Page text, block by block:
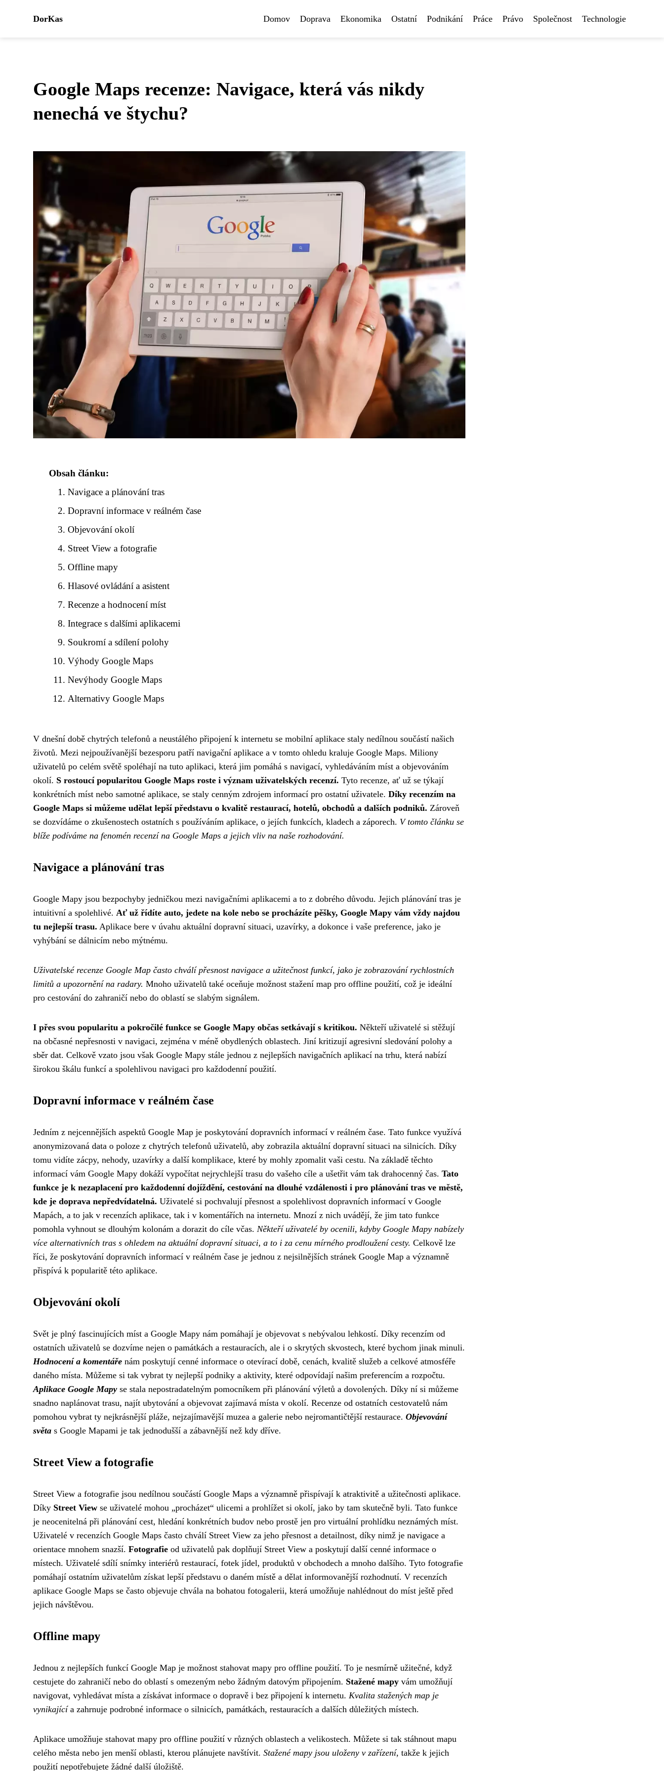
DorKas Domov Doprava Ekonomika Ostatní Podnikání Práce Právo Společnost Technologie
Google Maps recenze: Navigace, která vás nikdy
nenechá ve štychu?
Obsah článku:
Navigace a plánování tras
Dopravní informace v reálném čase
Objevování okolí
Street View a fotografie
Offline mapy
Hlasové ovládání a asistent
Recenze a hodnocení míst
Integrace s dalšími aplikacemi
Soukromí a sdílení polohy
Výhody Google Maps
Nevýhody Google Maps
Alternativy Google Maps
V dnešní době chytrých telefonů a neustálého připojení k internetu se mobilní aplikace staly nedílnou součástí našich
životů. Mezi nejpoužívanější bezesporu patří navigační aplikace a v tomto ohledu kraluje Google Maps. Miliony
uživatelů po celém světě spoléhají na tuto aplikaci, která jim pomáhá s navigací, vyhledáváním míst a objevováním
okolí. S rostoucí popularitou Google Maps roste i význam uživatelských recenzí. Tyto recenze, ať už se týkají
konkrétních míst nebo samotné aplikace, se staly cenným zdrojem informací pro ostatní uživatele. Díky recenzím na
Google Maps si můžeme udělat lepší představu o kvalitě restaurací, hotelů, obchodů a dalších podniků. Zároveň
se dozvídáme o zkušenostech ostatních s používáním aplikace, o jejích funkcích, kladech a záporech. V tomto článku se
blíže podíváme na fenomén recenzí na Google Maps a jejich vliv na naše rozhodování.
Navigace a plánování tras
Google Mapy jsou bezpochyby jedničkou mezi navigačními aplikacemi a to z dobrého důvodu. Jejich plánování tras je
intuitivní a spolehlivé. Ať už řídíte auto, jedete na kole nebo se procházíte pěšky, Google Mapy vám vždy najdou
tu nejlepší trasu. Aplikace bere v úvahu aktuální dopravní situaci, uzavírky, a dokonce i vaše preference, jako je
vyhýbání se dálnicím nebo mýtnému.
Uživatelské recenze Google Map často chválí přesnost navigace a užitečnost funkcí, jako je zobrazování rychlostních
limitů a upozornění na radary. Mnoho uživatelů také oceňuje možnost stažení map pro offline použití, což je ideální
pro cestování do zahraničí nebo do oblastí se slabým signálem.
I přes svou popularitu a pokročilé funkce se Google Mapy občas setkávají s kritikou. Někteří uživatelé si stěžují
na občasné nepřesnosti v navigaci, zejména v méně obydlených oblastech. Jiní kritizují agresivní sledování polohy a
sběr dat. Celkově vzato jsou však Google Mapy stále jednou z nejlepších navigačních aplikací na trhu, která nabízí
širokou škálu funkcí a spolehlivou navigaci pro každodenní použití.
Dopravní informace v reálném čase
Jedním z nejcennějších aspektů Google Map je poskytování dopravních informací v reálném čase. Tato funkce využívá
anonymizovaná data o poloze z chytrých telefonů uživatelů, aby zobrazila aktuální dopravní situaci na silnicích. Díky
tomu vidíte zácpy, nehody, uzavírky a další komplikace, které by mohly zpomalit vaši cestu. Na základě těchto
informací vám Google Mapy dokáží vypočítat nejrychlejší trasu do vašeho cíle a ušetřit vám tak drahocenný čas. Tato
funkce je k nezaplacení pro každodenní dojíždění, cestování na dlouhé vzdálenosti i pro plánování tras ve městě,
kde je doprava nepředvídatelná. Uživatelé si pochvalují přesnost a spolehlivost dopravních informací v Google
Mapách, a to jak v recenzích aplikace, tak i v komentářích na internetu. Mnozí z nich uvádějí, že jim tato funkce
pomohla vyhnout se dlouhým kolonám a dorazit do cíle včas. Někteří uživatelé by ocenili, kdyby Google Mapy nabízely
více alternativních tras s ohledem na aktuální dopravní situaci, a to i za cenu mírného prodloužení cesty. Celkově lze
říci, že poskytování dopravních informací v reálném čase je jednou z nejsilnějších stránek Google Map a významně
přispívá k popularitě této aplikace.
Objevování okolí
Svět je plný fascinujících míst a Google Mapy nám pomáhají je objevovat s nebývalou lehkostí. Díky recenzím od
ostatních uživatelů se dozvíme nejen o památkách a restauracích, ale i o skrytých skvostech, které bychom jinak minuli.
Hodnocení a komentáře nám poskytují cenné informace o otevírací době, cenách, kvalitě služeb a celkové atmosféře
daného místa. Můžeme si tak vybrat ty nejlepší podniky a aktivity, které odpovídají našim preferencím a rozpočtu.
Aplikace Google Mapy se stala nepostradatelným pomocníkem při plánování výletů a dovolených. Díky ní si můžeme
snadno naplánovat trasu, najít ubytování a objevovat zajímavá místa v okolí. Recenze od ostatních cestovatelů nám
pomohou vybrat ty nejkrásnější pláže, nejzajímavější muzea a galerie nebo nejromantičtější restaurace. Objevování
světa s Google Mapami je tak jednodušší a zábavnější než kdy dříve.
Street View a fotografie
Street View a fotografie jsou nedílnou součástí Google Maps a významně přispívají k atraktivitě a užitečnosti aplikace.
Díky Street View se uživatelé mohou „procházet“ ulicemi a prohlížet si okolí, jako by tam skutečně byli. Tato funkce
je neocenitelná při plánování cest, hledání konkrétních budov nebo prostě jen pro virtuální prohlídku neznámých míst.
Uživatelé v recenzích Google Maps často chválí Street View za jeho přesnost a detailnost, díky nimž je navigace a
orientace mnohem snazší. Fotografie od uživatelů pak doplňují Street View a poskytují další cenné informace o
místech. Uživatelé sdílí snímky interiérů restaurací, fotek jídel, produktů v obchodech a mnoho dalšího. Tyto fotografie
pomáhají ostatním uživatelům získat lepší představu o daném místě a dělat informovanější rozhodnutí. V recenzích
aplikace Google Maps se často objevuje chvála na bohatou fotogalerii, která umožňuje nahlédnout do míst ještě před
jejich návštěvou.
Offline mapy
Jednou z nejlepších funkcí Google Map je možnost stahovat mapy pro offline použití. To je nesmírně užitečné, když
cestujete do zahraničí nebo do oblastí s omezeným nebo žádným datovým připojením. Stažené mapy vám umožňují
navigovat, vyhledávat místa a získávat informace o dopravě i bez připojení k internetu. Kvalita stažených map je
vynikajícía zahrnuje podrobné informace o silnicích, památkách, restauracích a dalších důležitých místech.
Aplikace umožňuje stahovat mapy pro offline použití v různých oblastech a velikostech. Můžete si tak stáhnout mapu
celého města nebo jen menší oblasti, kterou plánujete navštívit. Stažené mapy jsou uloženy v zařízení, takže k jejich
použití nepotřebujete žádné další úložiště.